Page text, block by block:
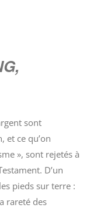
sont
et ce qu’on
», sont rejetés à
D’un
pieds sur terre :
rareté des